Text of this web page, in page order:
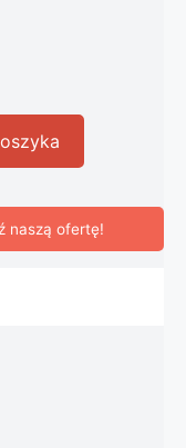
Wisząca Loft
naszą ofertę!